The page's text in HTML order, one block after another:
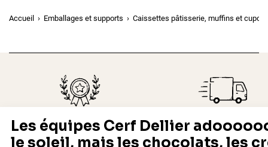
Accueil Emballages et supports Caissettes pâtisserie, muffins et
Fabricant français reconnu Offerte dès 69 € en point